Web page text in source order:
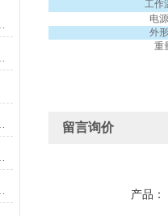
工作
电
外
留言询价
产品：